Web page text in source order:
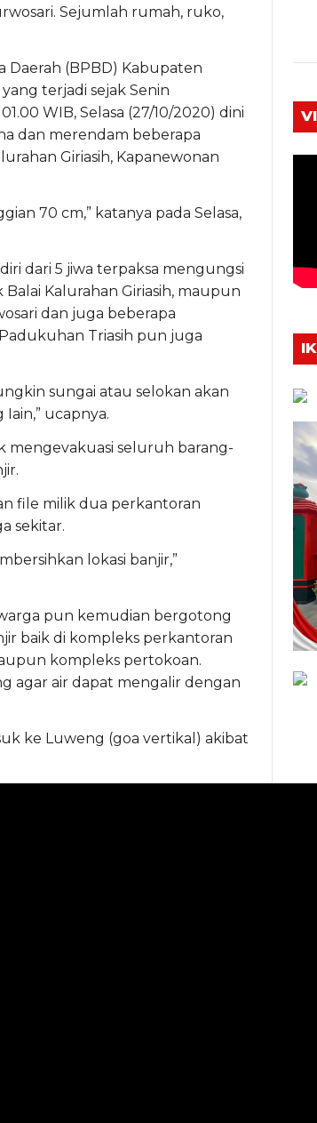
Sejumlah rumah, ruko,
Daerah (BPBD) Kabupaten
terjadi sejak Senin
WIB, Selasa (27/10/2020) dini
dan merendam beberapa
Giriasih, Kapanewonan
70 cm,” katanya pada Selasa,
dari 5 jiwa terpaksa mengungsi
Kalurahan Giriasih, maupun
dan juga beberapa
Triasih pun juga
sungai atau selokan akan
ucapnya.
mengevakuasi seluruh barang-
file milik dua perkantoran
sekitar.
lokasi banjir,”
pun kemudian bergotong
baik di kompleks perkantoran
kompleks pertokoan.
agar air dapat mengalir dengan
ke Luweng (goa vertikal) akibat